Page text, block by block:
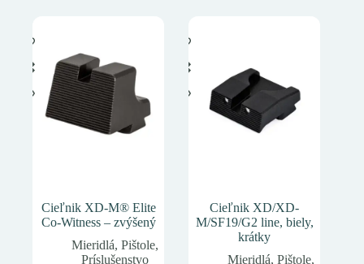
Cieľnik XD-M® Elite
Co-Witness – zvýšený
Mieridlá, Pištole,
Príslušenstvo
Cieľnik XD/XD-
M/SF19/G2 line, biely,
krátky
Mieridlá, Pištole,